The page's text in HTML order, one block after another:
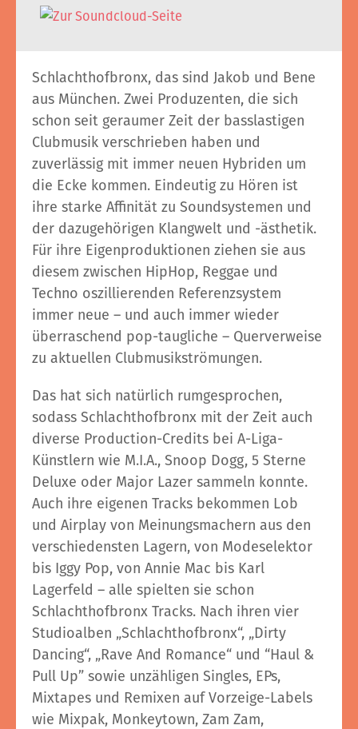
Schlachthofbronx, das sind Jakob und Bene
aus München. Zwei Produzenten, die sich
schon seit geraumer Zeit der basslastigen
Clubmusik verschrieben haben und
zuverlässig mit immer neuen Hybriden um
die Ecke kommen. Eindeutig zu Hören ist
ihre starke Affinität zu Soundsystemen und
der dazugehörigen Klangwelt und -ästhetik.
Für ihre Eigenproduktionen ziehen sie aus
diesem zwischen HipHop, Reggae und
Techno oszillierenden Referenzsystem
immer neue – und auch immer wieder
überraschend pop-taugliche – Querverweise
zu aktuellen Clubmusikströmungen.
Das hat sich natürlich rumgesprochen,
sodass Schlachthofbronx mit der Zeit auch
diverse Production-Credits bei A-Liga-
Künstlern wie M.I.A., Snoop Dogg, 5 Sterne
Deluxe oder Major Lazer sammeln konnte.
Auch ihre eigenen Tracks bekommen Lob
und Airplay von Meinungsmachern aus den
verschiedensten Lagern, von Modeselektor
bis Iggy Pop, von Annie Mac bis Karl
Lagerfeld – alle spielten sie schon
Schlachthofbronx Tracks. Nach ihren vier
Studioalben „Schlachthofbronx“, „Dirty
Dancing“, „Rave And Romance“ und “Haul &
Pull Up” sowie unzähligen Singles, EPs,
Mixtapes und Remixen auf Vorzeige-Labels
wie Mixpak, Monkeytown, Zam Zam,